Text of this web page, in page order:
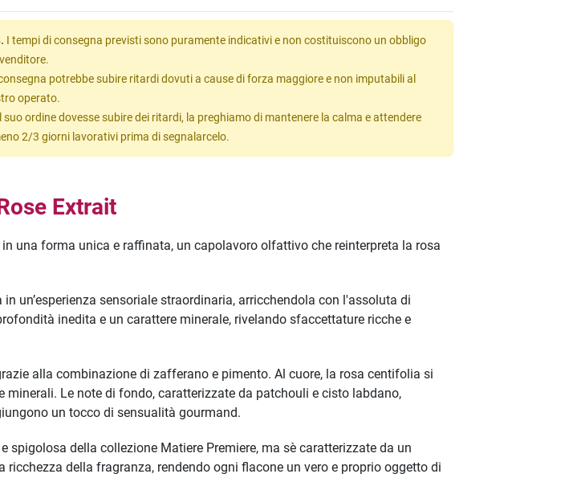
I tempi di consegna previsti sono puramente indicativi e non costituiscono un obbligo
potrebbe subire ritardi dovuti a cause di forza maggiore e non imputabili al
operato.
suo ordine dovesse subire dei ritardi, la preghiamo di mantenere la calma e attendere
2/3 giorni lavorativi prima di segnalarcelo.
Extrait
una forma unica e raffinata, un capolavoro olfattivo che reinterpreta la rosa
un’esperienza sensoriale straordinaria, arricchendola con l'assoluta di
inedita e un carattere minerale, rivelando sfaccettature ricche e
alla combinazione di zafferano e pimento. Al cuore, la rosa centifolia si
Le note di fondo, caratterizzate da patchouli e cisto labdano,
un tocco di sensualità gourmand.
della collezione Matiere Premiere, ma sè caratterizzate da un
della fragranza, rendendo ogni flacone un vero e proprio oggetto di